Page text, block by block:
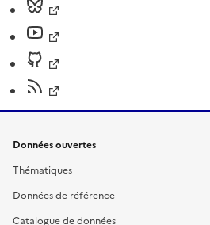
Données ouvertes
Thématiques
Données de référence
Catalogue de données